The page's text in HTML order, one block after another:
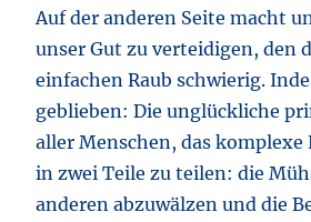
Auf der anderen Seite macht
unser Gut zu verteidigen, den
einfachen Raub schwierig.
geblieben: Die unglückliche
aller Menschen, das komplexe
in zwei Teile zu teilen: die
anderen abzuwälzen und die